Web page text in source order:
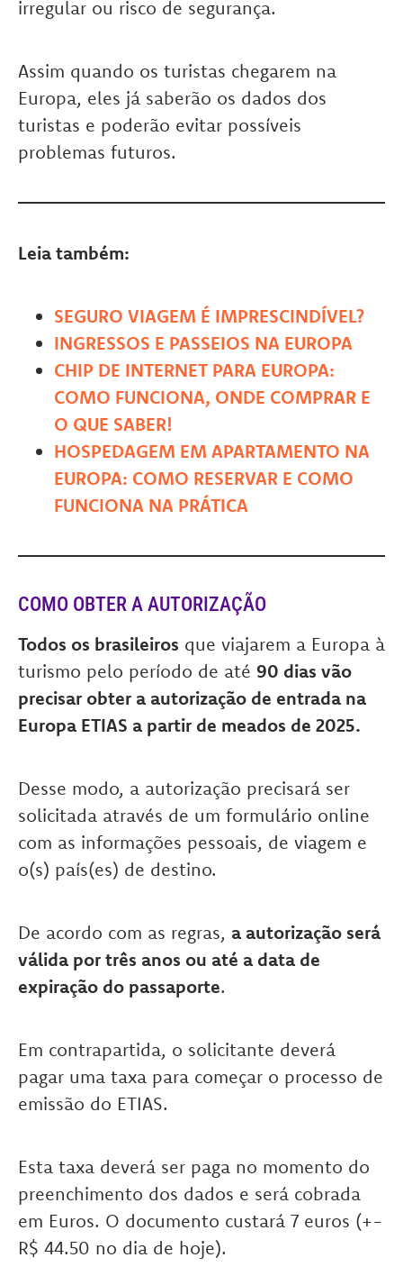
irregular ou risco de segurança.
Assim quando os turistas chegarem na
Europa, eles já saberão os dados dos
turistas e poderão evitar possíveis
problemas futuros.
Leia também:
SEGURO VIAGEM É IMPRESCINDÍVEL?
INGRESSOS E PASSEIOS NA EUROPA
CHIP DE INTERNET PARA EUROPA:
COMO FUNCIONA, ONDE COMPRAR E
O QUE SABER!
HOSPEDAGEM EM APARTAMENTO NA
EUROPA: COMO RESERVAR E COMO
FUNCIONA NA PRÁTICA
COMO OBTER A AUTORIZAÇÃO
Todos os brasileiros que viajarem a Europa à
turismo pelo período de até 90 dias vão
precisar obter a autorização de entrada na
Europa ETIAS a partir de meados de 2025.
Desse modo, a autorização precisará ser
solicitada através de um formulário online
com as informações pessoais, de viagem e
o(s) país(es) de destino.
De acordo com as regras, a autorização será
válida por três anos ou até a data de
expiração do passaporte.
Em contrapartida, o solicitante deverá
pagar uma taxa para começar o processo de
emissão do ETIAS.
Esta taxa deverá ser paga no momento do
preenchimento dos dados e será cobrada
em Euros. O documento custará 7 euros (+-
R$ 44.50 no dia de hoje).